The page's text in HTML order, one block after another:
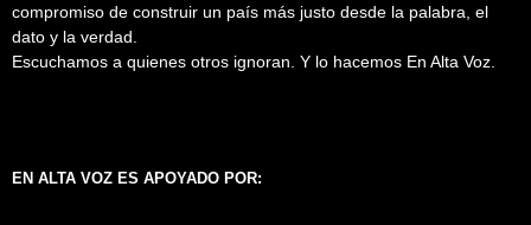
compromiso de construir un país más justo desde la palabra, el
dato y la verdad.
Escuchamos a quienes otros ignoran. Y lo hacemos En Alta Voz.
EN ALTA VOZ ES APOYADO POR: